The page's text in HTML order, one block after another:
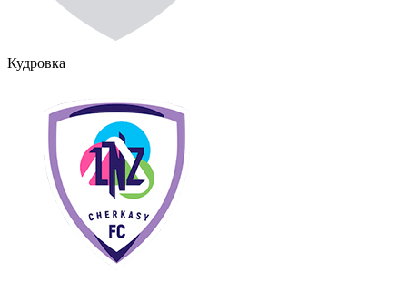
Кудровка